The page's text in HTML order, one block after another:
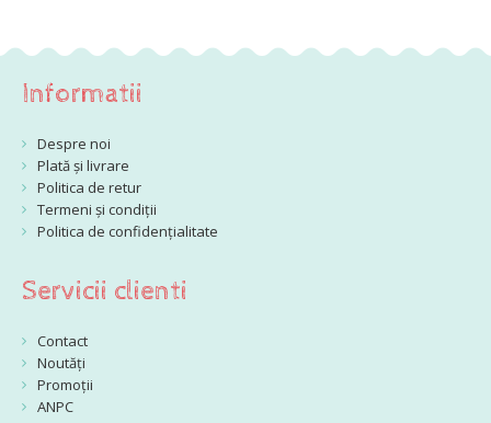
Informatii
Despre noi
Plată și livrare
Politica de retur
Termeni și condiții
Politica de confidențialitate
Servicii clienti
Contact
Noutăți
Promoții
ANPC